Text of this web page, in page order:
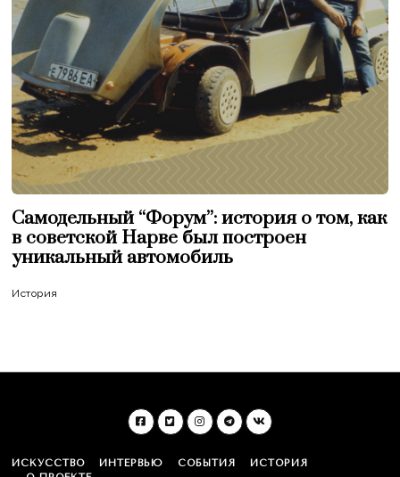
Самодельный “Форум”: история о том, как
в советской Нарве был построен
уникальный автомобиль
История
ИСКУССТВО ИНТЕРВЬЮ СОБЫТИЯ
ИСТОРИЯ